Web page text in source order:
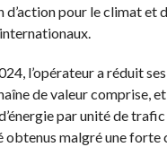
d’action pour le climat et
l’opérateur a réduit
de valeur comprise,
par unité de trafic
obtenus malgré une forte